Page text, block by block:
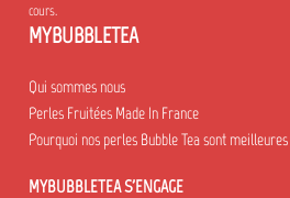
cours.
MYBUBBLETEA
Qui sommes nous
Perles Fruitées Made In France
Pourquoi nos perles Bubble Tea sont meilleures
MYBUBBLETEA S'ENGAGE